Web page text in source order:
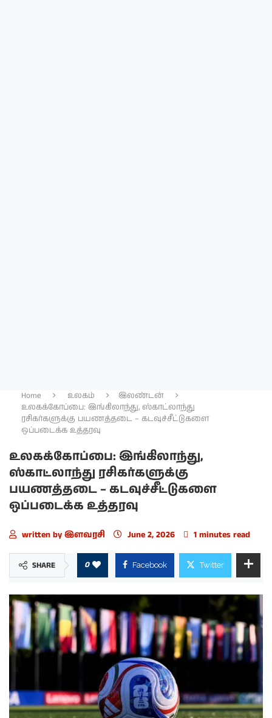
Home உலகம்
இலண்டன்
உலகக்கோப்பை: இங்கிலாந்து, ஸ்காட்லாந்து
ரசிகர்களுக்கு பயணத்தடை – கடவுச்சீட்டுகளை
ஒப்படைக்க உத்தரவு
உலகக்கோப்பை: இங்கிலாந்து,
ஸ்காட்லாந்து ரசிகர்களுக்கு
பயணத்தடை – கடவுச்சீட்டுகளை
ஒப்படைக்க உத்தரவு
written by இளவரசி June 2, 2026 1 minutes read
SHARE 0 Facebook Twitter